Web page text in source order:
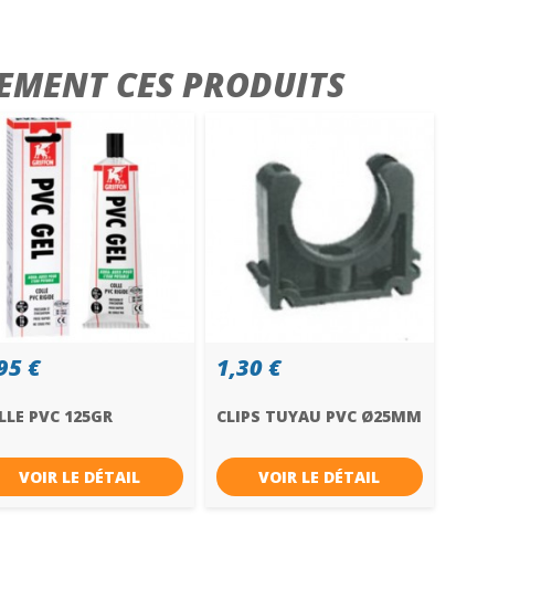
CES PRODUITS
€
PVC 125GR
VOIR LE DÉTAIL
1,30 €
CLIPS TUYAU PVC Ø25MM
VOIR LE DÉTAIL